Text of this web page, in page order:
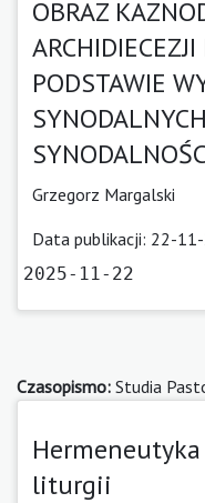
OBRAZ
PODSTAWIE
Grzegorz Margalski
Data publikacji: 22-
2025-11-22
Czasopismo: Studia
liturgii